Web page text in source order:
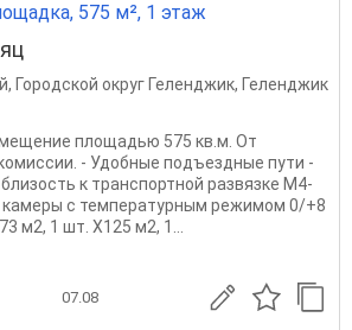
575 м², 1 этаж
, Городской округ Геленджик, Геленджик
площадью 575 кв.м. От
- Удобные подъездные пути -
к транспортной развязке М4-
с температурным режимом 0/+8
м2, 1 шт. Х125 м2, 1...
07.08